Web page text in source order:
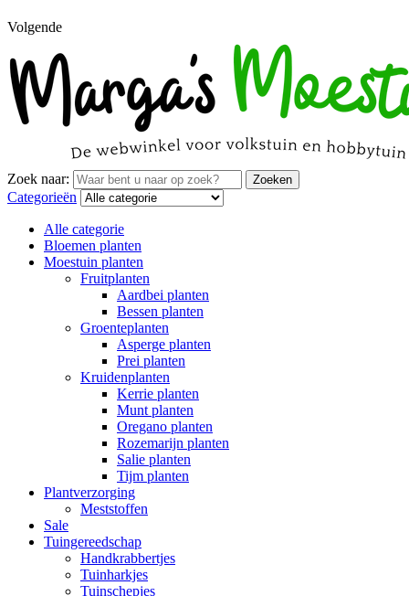
Volgende
Zoek naar: Zoeken
Categorieën
Alle categorie
Bloemen planten
Moestuin planten
Fruitplanten
Aardbei planten
Bessen planten
Groenteplanten
Asperge planten
Prei planten
Kruidenplanten
Kerrie planten
Munt planten
Oregano planten
Rozemarijn planten
Salie planten
Tijm planten
Plantverzorging
Meststoffen
Sale
Tuingereedschap
Handkrabbertjes
Tuinharkjes
Tuinschepjes